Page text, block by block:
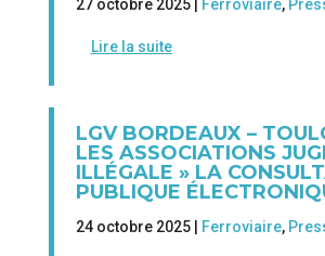
27 octobre 2025 | Ferroviaire,
Lire la suite
LGV BORDEAUX –
LES ASSOCIATIONS
ILLÉGALE » LA
PUBLIQUE
24 octobre 2025 | Ferroviaire,